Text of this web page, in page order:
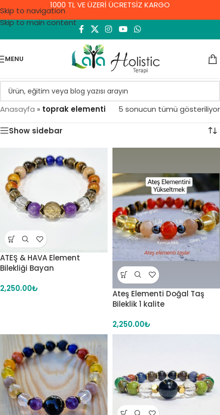
Skip to navigation
Skip to main content
1000 TL VE ÜZERİ ÜCRETSİZ KARGO
MENU
Anasayfa » toprak elementi 5 sonucun tümü gösteriliyor
Show sidebar
ATEŞ & HAVA Element
Bilekliği Bayan
2,250.00₺
Ateş Elementi Doğal Taş
Bileklik 1 kalite
2,250.00₺